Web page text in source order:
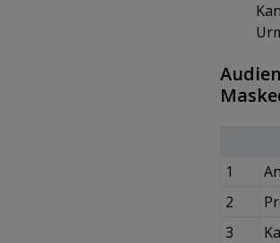
1
2
3